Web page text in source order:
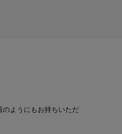
のようにもお持ちいただ